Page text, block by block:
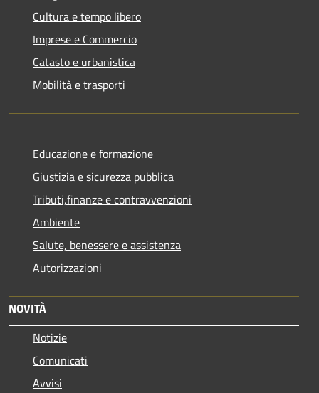
Cultura e tempo libero
Imprese e Commercio
Catasto e urbanistica
Mobilità e trasporti
Educazione e formazione
Giustizia e sicurezza pubblica
Tributi,finanze e contravvenzioni
Ambiente
Salute, benessere e assistenza
Autorizzazioni
NOVITÀ
Notizie
Comunicati
Avvisi